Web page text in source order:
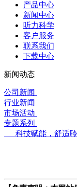
产品中心
新闻中心
听力科学
客户服务
联系我们
下载中心
新闻动态
公司新闻
行业新闻
市场活动
专题系列
科技赋能，舒适聆